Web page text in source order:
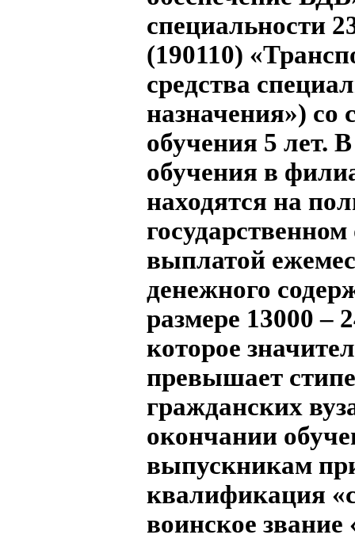
специальности
(190110)
средства
назначения») со
обучения 5 лет.
обучения в
находятся на
выплатой
денежного
размере 13000 –
которое
превышает
гражданских
окончании
выпускникам
квалификация
воинское звание